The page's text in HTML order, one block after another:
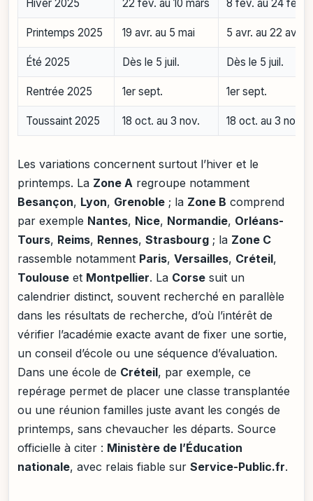
Hiver 2025 22 fév. au 10 mars 8 fév. au 24 fév.
Printemps 2025 19 avr. au 5 mai 5 avr. au 22 avr.
Été 2025 Dès le 5 juil. Dès le 5 juil.
Rentrée 2025 1er sept. 1er sept.
Toussaint 2025 18 oct. au 3 nov. 18 oct. au 3 nov.
Les variations concernent surtout l’hiver et le
printemps. La Zone A regroupe notamment
Besançon, Lyon, Grenoble ; la Zone B comprend
par exemple Nantes, Nice, Normandie, Orléans-
Tours, Reims, Rennes, Strasbourg ; la Zone C
rassemble notamment Paris, Versailles, Créteil,
Toulouse et Montpellier. La Corse suit un
calendrier distinct, souvent recherché en parallèle
dans les résultats de recherche, d’où l’intérêt de
vérifier l’académie exacte avant de fixer une sortie,
un conseil d’école ou une séquence d’évaluation.
Dans une école de Créteil, par exemple, ce
repérage permet de placer une classe transplantée
ou une réunion familles juste avant les congés de
printemps, sans chevaucher les départs. Source
officielle à citer : Ministère de l’Éducation
nationale, avec relais fiable sur Service-Public.fr.